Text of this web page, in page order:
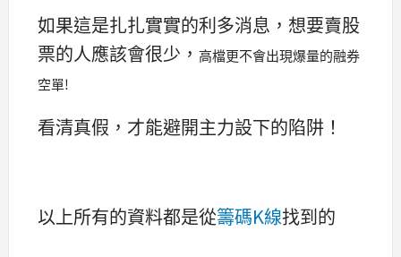
如果這是扎扎實實的利多消息，想要賣股
票的人應該會很少， 高檔更不會出現爆量的融券
空單!
看清真假，才能避開主力設下的陷阱！
以上所有的資料都是從籌碼K線找到的